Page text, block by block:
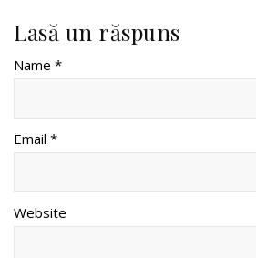
Lasă un răspuns
Name *
Email *
Website